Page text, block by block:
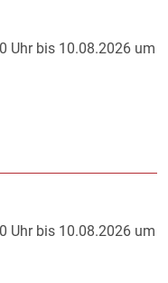
Uhr bis 10.08.2026 um
Uhr bis 10.08.2026 um